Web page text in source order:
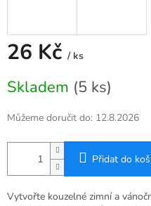
26 Kč / ks
cena:
Skladem (5 ks)
Můžeme doručit do: 12.8.2026
Přidat do
Vytvořte kouzelné zimní a